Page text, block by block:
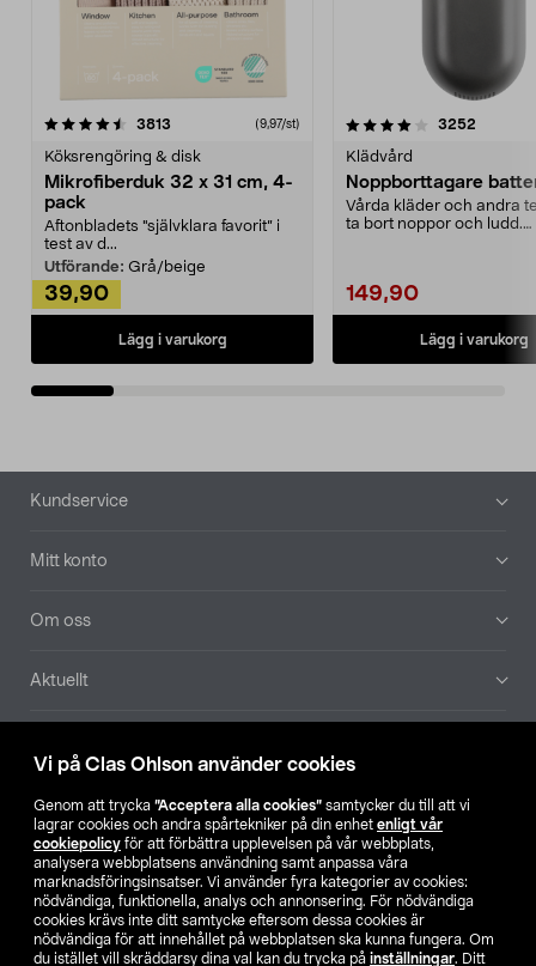
Vi på Clas Ohlson använder cookies
Genom att trycka ”Acceptera alla cookies” samtycker du till att vi
lagrar cookies och andra spårtekniker på din enhet enligt vår
cookiepolicy för att förbättra upplevelsen på vår webbplats,
analysera webbplatsens användning samt anpassa våra
marknadsföringsinsatser. Vi använder fyra kategorier av cookies:
nödvändiga, funktionella, analys och annonsering. För nödvändiga
cookies krävs inte ditt samtycke eftersom dessa cookies är
nödvändiga för att innehållet på webbplatsen ska kunna fungera. Om
du istället vill skräddarsy dina val kan du trycka på inställningar. Ditt
3813 (9,97/st)
Köksrengöring & disk
Mikrofiberduk 32 x 31 cm, 4-
pack
Aftonbladets "självklara favorit” i
test av d...
Utförande: Grå/beige
39,90
Lägg i varukorg
4.0av 5 stjärnor 3252
Klädvård
Noppborttagare
Vårda kläder och andra
ta bort noppor och ludd.
149,90
Lägg i varukorg
4.5av 5 stjärnor
Sidfot
Kundservice
Mitt konto
Om oss
Aktuellt
Hitta butik
SE NO FI